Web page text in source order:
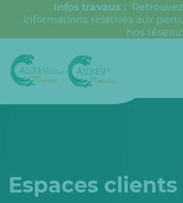
Infos travaux :
informations relatives aux
nos
Espaces clients